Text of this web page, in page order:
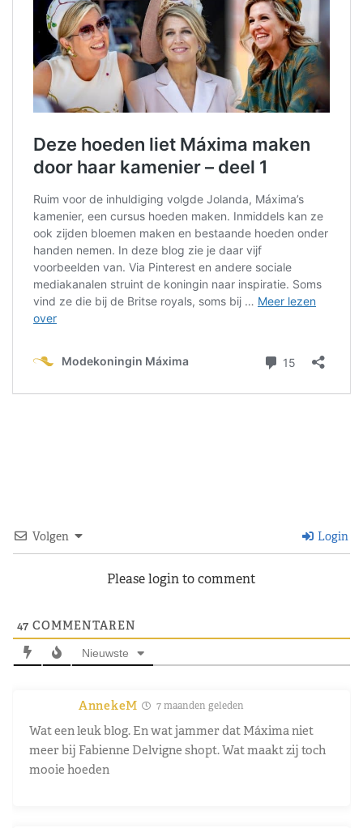
Volgen Login
Please login to comment
47 COMMENTAREN
Nieuwste
AnnekeM 7 maanden geleden
Wat een leuk blog. En wat jammer dat Máxima niet
meer bij Fabienne Delvigne shopt. Wat maakt zij toch
mooie hoeden